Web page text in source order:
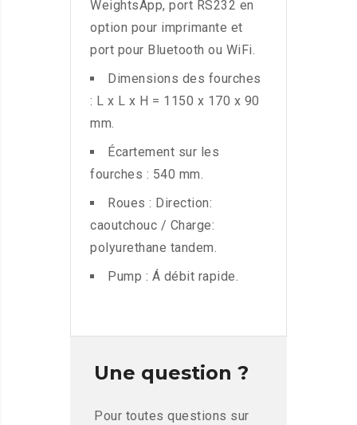
WeightsApp, port RS232 en
option pour imprimante et
port pour Bluetooth ou WiFi.
Dimensions des fourches
: L x L x H = 1150 x 170 x 90
mm.
Écartement sur les
fourches : 540 mm.
Roues : Direction:
caoutchouc / Charge:
polyurethane tandem.
Pump : Á débit rapide.
Une question ?
Pour toutes questions sur